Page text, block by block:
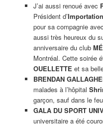
J’ai aussi renoué avec
Président d’
pour sa compagnie
aussi très heureux du
anniversaire du club
Montréal. Cette soirée
OUELLETTE et sa
BRENDAN
malades à l’hôpital
garçon, sauf dans le
GALA DU SPORT
universitaire a été